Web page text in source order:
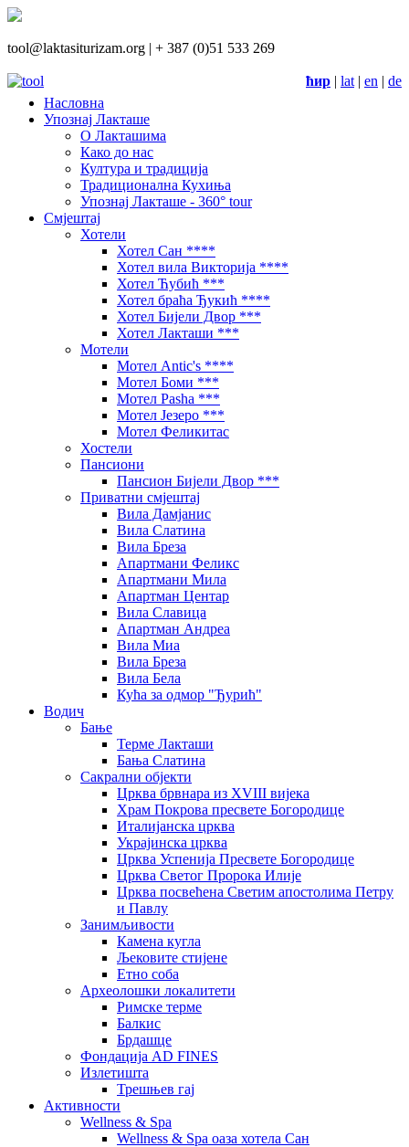
tool@laktasiturizam.org | + 387 (0)51 533 269
ћир | lat | en | de
Насловна
Упознај Лакташе
О Лакташима
Како до нас
Култура и традиција
Традиционална Кухиња
Упознај Лакташе - 360° tour
Смјештај
Хотели
Хотел Сан ****
Хотел вила Викторија ****
Хотел Ћубић ***
Хотел браћа Ђукић ****
Хотел Бијели Двор ***
Хотел Лакташи ***
Мотели
Мотел Antic's ****
Мотел Боми ***
Мотел Pasha ***
Мотел Језеро ***
Мотел Феликитас
Хостели
Пансиони
Пансион Бијели Двор ***
Приватни смјештај
Вила Дамјанис
Вила Слатина
Вила Бреза
Апартмани Феликс
Апартмани Мила
Апартман Центар
Вила Славица
Апартман Андреа
Вила Миа
Вила Бреза
Вила Бела
Кућа за одмор "Ђурић"
Водич
Бање
Терме Лакташи
Бања Слатина
Сакрални објекти
Црква брвнара из XVIII вијека
Храм Покрова пресвете Богородице
Италијанска црква
Украјинска црква
Црква Успенија Пресвете Богородице
Црква Светог Пророка Илије
Црква посвећена Светим апостолима Петру
и Павлу
Занимљивости
Камена кугла
Љековите стијене
Етно соба
Археолошки локалитети
Римске терме
Балкис
Брдашце
Фондација AD FINES
Излетишта
Трешњев гај
Активности
Wellness & Spa
Wellness & Spa оаза хотела Сан